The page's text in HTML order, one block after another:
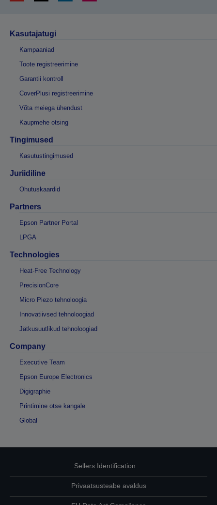
Kasutajatugi
Kampaaniad
Toote registreerimine
Garantii kontroll
CoverPlusi registreerimine
Võta meiega ühendust
Kaupmehe otsing
Tingimused
Kasutustingimused
Juriidiline
Ohutuskaardid
Partners
Epson Partner Portal
LPGA
Technologies
Heat-Free Technology
PrecisionCore
Micro Piezo tehnoloogia
Innovatiivsed tehnoloogiad
Jätkusuutlikud tehnoloogiad
Company
Executive Team
Epson Europe Electronics
Digigraphie
Printimine otse kangale
Global
Sellers Identification
Privaatsusteabe avaldus